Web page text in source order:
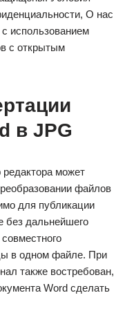
О нас
использованием
с открытым
в JPG
редактора может
файлов
для публикации
без дальнейшего
в одном файле. При
также востребован,
Word сделать